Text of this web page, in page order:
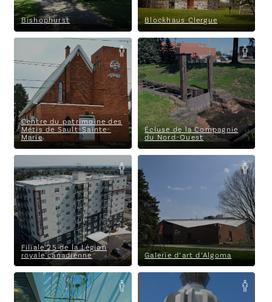
Bishophurst Blockhaus Clergue
Centre du patrimoine des
Métis de Sault-Sainte-
Marie
Centre du patrimoine des
Métis de Sault-Sainte-Marie
Écluse de la Compagnie
du Nord-Ouest
Écluse de la Compagnie du
Nord-Ouest
Filiale 25 de la Légion
royale canadienne
Filiale 25 de la Légion royale
canadienne
Galerie d’art d’Algoma
Institut de recherche forestière
de l’Ontario
La tour commémorative